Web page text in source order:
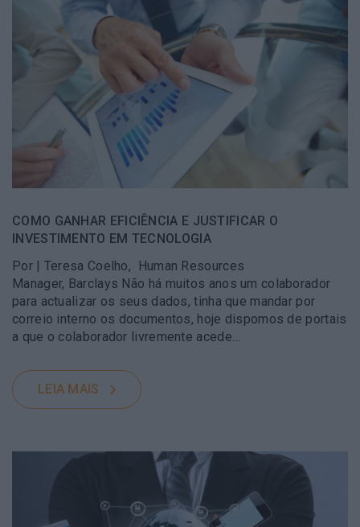
COMO GANHAR EFICIÊNCIA E JUSTIFICAR O
INVESTIMENTO EM TECNOLOGIA
Por | Teresa Coelho, Human Resources
Manager, Barclays Não há muitos anos um colaborador
para actualizar os seus dados, tinha que mandar por
correio interno os documentos, hoje dispomos de portais
a que o colaborador livremente acede…
LEIA MAIS